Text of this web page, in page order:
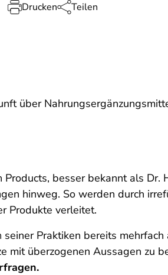
Drucken Teilen
über
Products, besser bekannt als
hinweg. So werden durch
Produkte verleitet.
Praktiken bereits
mit überzogenen Aussagen zu